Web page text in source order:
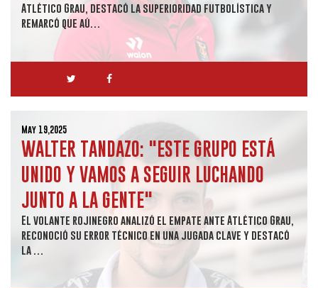
Atlético Grau, destacó la superioridad futbolística y
remarcó que aú…
May 19,2025
WALTER TANDAZO: "ESTE GRUPO ESTÁ
UNIDO Y VAMOS A SEGUIR LUCHANDO
JUNTO A LA GENTE"
El volante rojinegro analizó el empate ante Atlético Grau,
reconoció su error técnico en una jugada clave y destacó
la …